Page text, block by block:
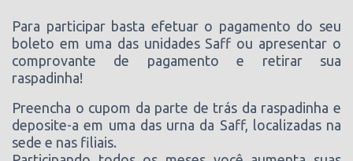
Para participar basta efetuar o pagamento do seu
boleto em uma das unidades Saff ou apresentar o
comprovante de pagamento e retirar sua
raspadinha!
Preencha o cupom da parte de trás da raspadinha e
deposite-a em uma das urna da Saff, localizadas na
sede e nas filiais.